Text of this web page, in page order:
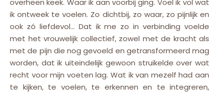
overheen keek. Waar ik aan voorbij ging. Voel ik vol wat
ik ontweek te voelen. Zo dichtbij, zo waar, zo pijnlijk en
ook zó liefdevol… Dat ik me zo in verbinding voelde
met het vrouwelijk collectief, zowel met de kracht als
met de pijn die nog gevoeld en getransformeerd mag
worden, dat ik uiteindelijk gewoon struikelde over wat
recht voor mijn voeten lag. Wat ik van mezelf had aan
te kijken, te voelen, te erkennen en te integreren,